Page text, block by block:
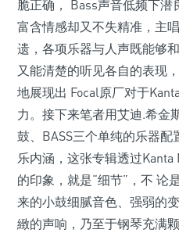
脆正确， Bass声音低频下
富含情感却又不失精准，主
遗，各项乐器与人声既能够
又能清楚的听见各自的表现
地展现出 Focal原厂对于
力。接下来笔者用艾迪.希金
鼓、BASS三个单纯的乐器
乐内涵，这张专辑透过
的印象，就是“细节”，不 论
来的小鼓细腻音色、强弱的
緻的声响，乃至于钢琴充满